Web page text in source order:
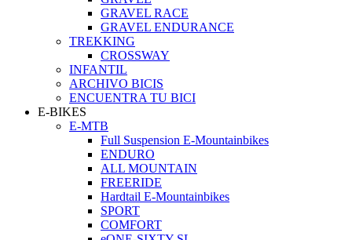
GRAVEL RACE
GRAVEL ENDURANCE
TREKKING
CROSSWAY
INFANTIL
ARCHIVO BICIS
ENCUENTRA TU BICI
E-BIKES
E-MTB
Full Suspension E-Mountainbikes
ENDURO
ALL MOUNTAIN
FREERIDE
Hardtail E-Mountainbikes
SPORT
COMFORT